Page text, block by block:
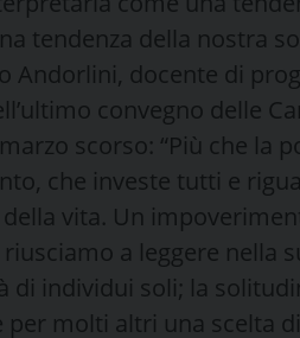
tendenza della nostra
Andorlini, docente di
convegno delle
scorso: “Più che la
che investe tutti e
vita. Un
a leggere nella
di individui soli; la
per molti altri una scelta